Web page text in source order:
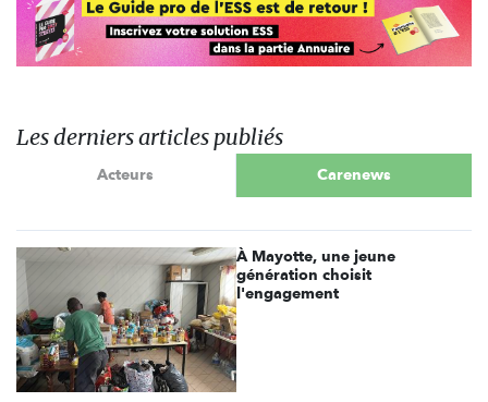
Les derniers articles publiés
Acteurs Carenews
À Mayotte, une jeune
génération choisit
l'engagement